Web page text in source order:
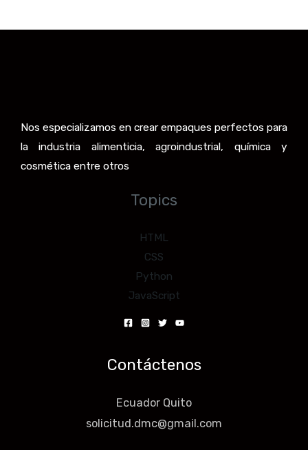
Nos especializamos en crear empaques perfectos para
la industria alimenticia, agroindustrial, química y
cosmética entre otros
Topics
HTML
CSS
Python
JavaScript
Contáctenos
Ecuador Quito
solicitud.dmc@gmail.com